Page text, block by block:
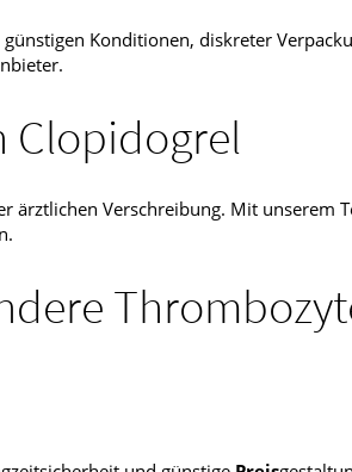
Konditionen, diskreter
Clopidogrel
ärztlichen Verschreibung. Mit unserem